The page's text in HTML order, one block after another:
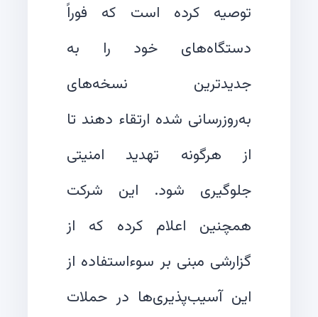
توصیه کرده است که فوراً
دستگاه‌های خود را به
جدیدترین نسخه‌های
به‌روزرسانی شده ارتقاء دهند تا
از هرگونه تهدید امنیتی
جلوگیری شود. این شرکت
همچنین اعلام کرده که از
گزارشی مبنی بر سوءاستفاده از
این آسیب‌پذیری‌ها در حملات